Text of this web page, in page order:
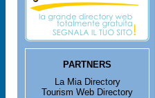
PARTNERS
La Mia Directory
Tourism Web Directory